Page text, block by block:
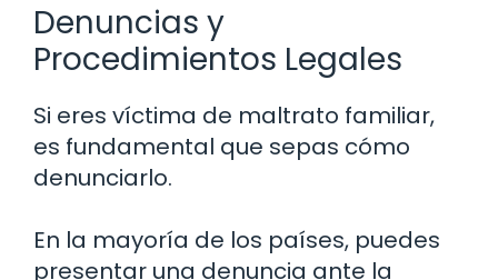
Denuncias y
Procedimientos Legales
Si eres víctima de maltrato familiar,
es fundamental que sepas cómo
denunciarlo.
En la mayoría de los países, puedes
presentar una denuncia ante la